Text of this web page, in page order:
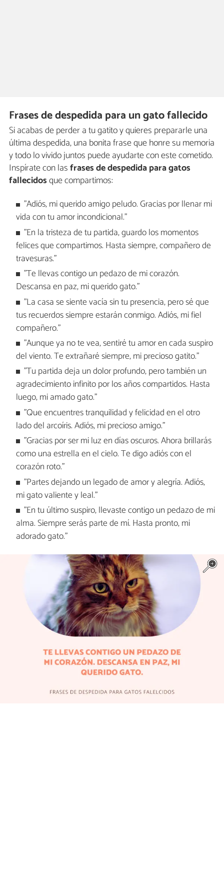
Frases de despedida para un gato fallecido
Si acabas de perder a tu gatito y quieres prepararle una
última despedida, una bonita frase que honre su memoria
y todo lo vivido juntos puede ayudarte con este cometido.
Inspírate con lasfrases de despedida para gatos
fallecidosque compartimos:
"Adiós, mi querido amigo peludo. Gracias por llenar mi
vida con tu amor incondicional."
"En la tristeza de tu partida, guardo los momentos
felices que compartimos. Hasta siempre, compañero de
travesuras."
"Te llevas contigo un pedazo de mi corazón.
Descansa en paz, mi querido gato."
"La casa se siente vacía sin tu presencia, pero sé que
tus recuerdos siempre estarán conmigo. Adiós, mi fiel
compañero."
"Aunque ya no te vea, sentiré tu amor en cada suspiro
del viento. Te extrañaré siempre, mi precioso gatito."
"Tu partida deja un dolor profundo, pero también un
agradecimiento infinito por los años compartidos. Hasta
luego, mi amado gato."
"Que encuentres tranquilidad y felicidad en el otro
lado del arcoíris. Adiós, mi precioso amigo."
"Gracias por ser mi luz en días oscuros. Ahora brillarás
como una estrella en el cielo. Te digo adiós con el
corazón roto."
"Partes dejando un legado de amor y alegría. Adiós,
mi gato valiente y leal."
"En tu último suspiro, llevaste contigo un pedazo de mi
alma. Siempre serás parte de mí. Hasta pronto, mi
adorado gato."